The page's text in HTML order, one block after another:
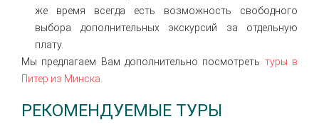
же время всегда есть возможность свободного
выбора дополнительных экскурсий за отдельную
плату.
Мы предлагаем Вам дополнительно посмотреть туры в
Питер из Минска
РЕКОМЕНДУЕМЫЕ ТУРЫ